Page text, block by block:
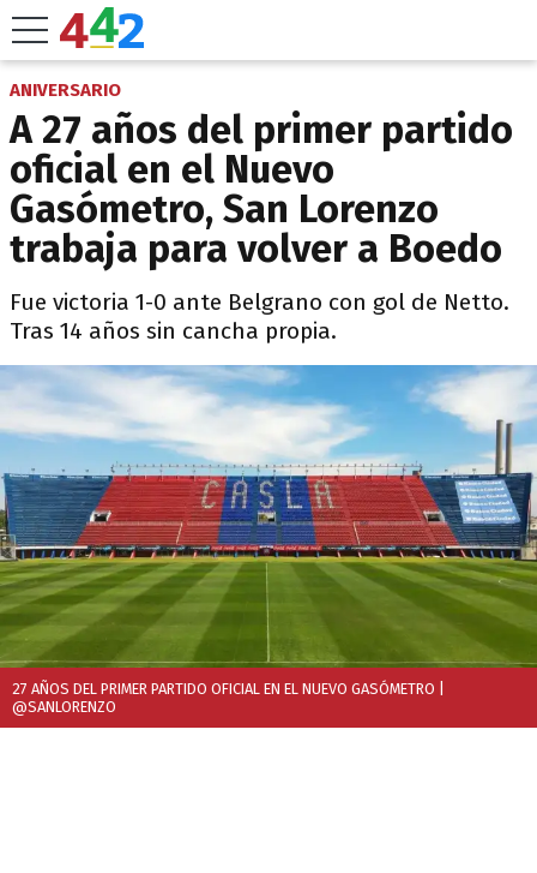
ANIVERSARIO
A 27 años del primer partido
oficial en el Nuevo
Gasómetro, San Lorenzo
trabaja para volver a Boedo
Fue victoria 1-0 ante Belgrano con gol de Netto.
Tras 14 años sin cancha propia.
27 AÑOS DEL PRIMER PARTIDO OFICIAL EN EL NUEVO GASÓMETRO
@SANLORENZO